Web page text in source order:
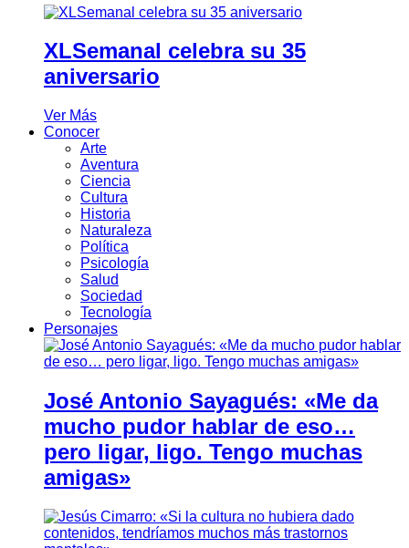
XLSemanal celebra su 35
aniversario
Ver Más
Conocer
Arte
Aventura
Ciencia
Cultura
Historia
Naturaleza
Política
Psicología
Salud
Sociedad
Tecnología
Personajes
José Antonio Sayagués: «Me da
mucho pudor hablar de eso…
pero ligar, ligo. Tengo muchas
amigas»